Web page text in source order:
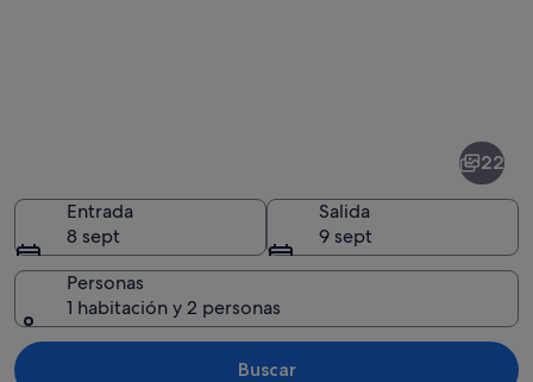
la
ciudad
de
Montreux
Un castillo histórico con una torre
22
Entrada
8 sept
Salida
9 sept
Personas
1 habitación y 2 personas
Buscar